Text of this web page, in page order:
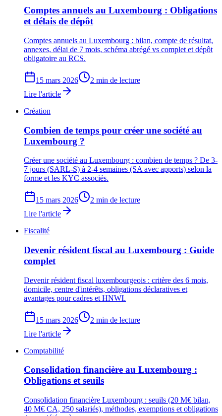
Comptes annuels au Luxembourg : Obligations
et délais de dépôt
Comptes annuels au Luxembourg : bilan, compte de résultat,
annexes, délai de 7 mois, schéma abrégé vs complet et dépôt
obligatoire au RCS.
15 mars 2026
2 min de lecture
Lire l'article
Création
Combien de temps pour créer une société au
Luxembourg ?
Créer une société au Luxembourg : combien de temps ? De 3-
7 jours (SARL-S) à 2-4 semaines (SA avec apports) selon la
forme et les KYC associés.
15 mars 2026
2 min de lecture
Lire l'article
Fiscalité
Devenir résident fiscal au Luxembourg : Guide
complet
Devenir résident fiscal luxembourgeois : critère des 6 mois,
domicile, centre d'intérêts, obligations déclaratives et
avantages pour cadres et HNWI.
15 mars 2026
2 min de lecture
Lire l'article
Comptabilité
Consolidation financière au Luxembourg :
Obligations et seuils
Consolidation financière Luxembourg : seuils (20 M€ bilan,
40 M€ CA, 250 salariés), méthodes, exemptions et obligations